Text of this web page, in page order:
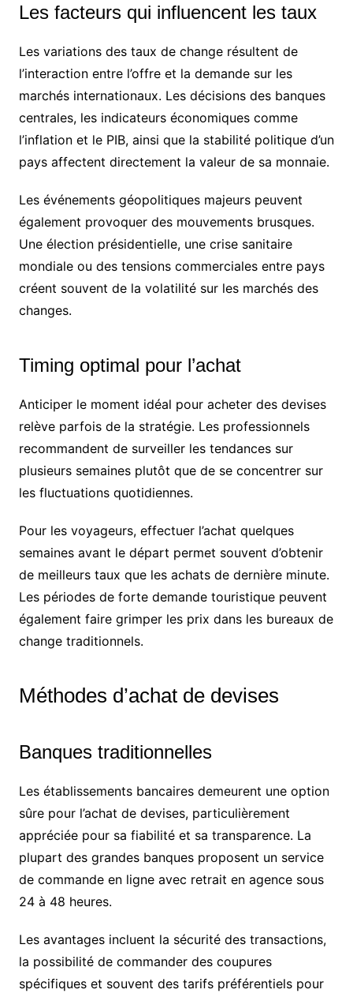
Les facteurs qui influencent les taux
Les variations des taux de change résultent de
l’interaction entre l’offre et la demande sur les
marchés internationaux. Les décisions des banques
centrales, les indicateurs économiques comme
l’inflation et le PIB, ainsi que la stabilité politique d’un
pays affectent directement la valeur de sa monnaie.
Les événements géopolitiques majeurs peuvent
également provoquer des mouvements brusques.
Une élection présidentielle, une crise sanitaire
mondiale ou des tensions commerciales entre pays
créent souvent de la volatilité sur les marchés des
changes.
Timing optimal pour l’achat
Anticiper le moment idéal pour acheter des devises
relève parfois de la stratégie. Les professionnels
recommandent de surveiller les tendances sur
plusieurs semaines plutôt que de se concentrer sur
les fluctuations quotidiennes.
Pour les voyageurs, effectuer l’achat quelques
semaines avant le départ permet souvent d’obtenir
de meilleurs taux que les achats de dernière minute.
Les périodes de forte demande touristique peuvent
également faire grimper les prix dans les bureaux de
change traditionnels.
Méthodes d’achat de devises
Banques traditionnelles
Les établissements bancaires demeurent une option
sûre pour l’achat de devises, particulièrement
appréciée pour sa fiabilité et sa transparence. La
plupart des grandes banques proposent un service
de commande en ligne avec retrait en agence sous
24 à 48 heures.
Les avantages incluent la sécurité des transactions,
la possibilité de commander des coupures
spécifiques et souvent des tarifs préférentiels pour